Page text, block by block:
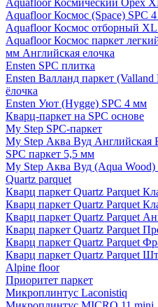
Aquafloor Космический Орех
Aquafloor Космос (Space) SPC
Aquafloor Космос отборный
Aquafloor Космос паркет
мм Английская елочка
Ensten SPC плитка
Ensten Валланд паркет
ёлочка
Ensten Уют (Hygge) SPC 4 мм
Кварц-паркет на SPC основе
My Step SPC-паркет
My Step Аква Вуд Английская
SPC паркет 5,5 мм
My Step Аква Вуд (Aqua Wood)
Quartz parquet
Кварц паркет Quartz Parquet
Кварц паркет Quartz Parquet
Кварц паркет Quartz Parquet
Кварц паркет Quartz Parquet
Кварц паркет Quartz Parquet
Кварц паркет Quartz Parquet
Alpine floor
Приоритет паркет
Микроплинтус Laconistiq